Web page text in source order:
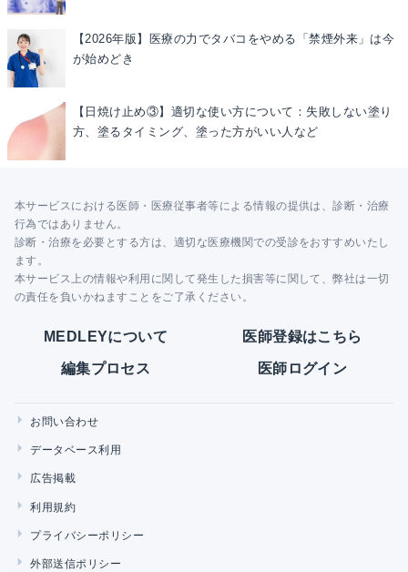
【2026年版】医療の力でタバコをやめる「禁煙外来」は今
が始めどき
【日焼け止め③】適切な使い方について：失敗しない塗り
方、塗るタイミング、塗った方がいい人など
本サービスにおける医師・医療従事者等による情報の提供は、診断・治療
行為ではありません。
診断・治療を必要とする方は、適切な医療機関での受診をおすすめいたし
ます。
本サービス上の情報や利用に関して発生した損害等に関して、弊社は一切
の責任を負いかねますことをご了承ください。
MEDLEYについて 医師登録はこちら
編集プロセス 医師ログイン
お問い合わせ
データベース利用
広告掲載
利用規約
プライバシーポリシー
外部送信ポリシー